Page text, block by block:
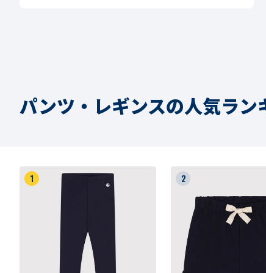
パンツ・レギンスの人気ラン
1 2